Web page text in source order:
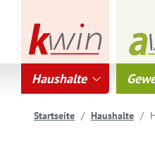
Haushalte
Startseite Haushalte